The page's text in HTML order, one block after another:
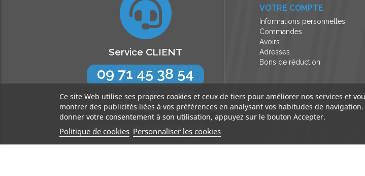
VOTRE COMPTE
Informations personnelles
Commandes
Avoirs
Adresses
Bons de réduction
Service CLIENT
09 71 45 38 54
N’hésitez pas !
Nos experts sont à votre écoute
Lun-Jeu de 9h à 17h30 - Ven de 9h à 16h30
Ce site Web utilise ses propres cookies et ceux de tiers pour améliorer nos services et
montrer des publicités liées à vos préférences en analysant vos habitudes de navigation.
donner votre consentement à son utilisation, appuyez sur le bouton Accepter.
Politique de cookies Personnaliser les cookies